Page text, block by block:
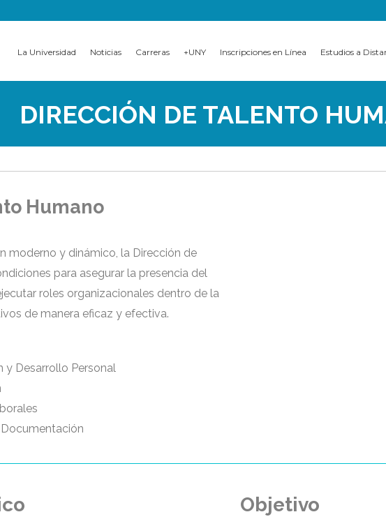
La Universidad Noticias Carreras +UNY Inscripciones en Línea Estudios a
DIRECCIÓN DE TALENTO
Humano
moderno y dinámico, la Dirección de
para asegurar la presencia del
roles organizacionales dentro de la
de manera eficaz y efectiva.
y Desarrollo Personal
Objetivo